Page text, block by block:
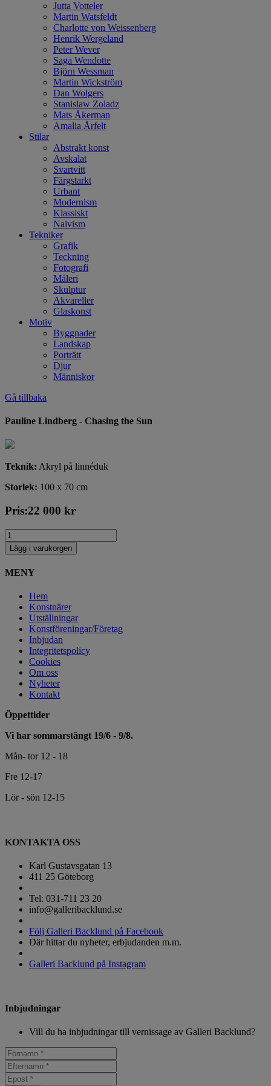
Jutta Votteler
Martin Watsfeldt
Charlotte von Weissenberg
Henrik Wergeland
Peter Wever
Saga Wendotte
Björn Wessman
Martin Wickström
Dan Wolgers
Stanislaw Zoladz
Mats Åkerman
Amalia Årfelt
Stilar
Abstrakt konst
Avskalat
Svartvitt
Färgstarkt
Urbant
Modernism
Klassiskt
Naivism
Tekniker
Grafik
Teckning
Fotografi
Måleri
Skulptur
Akvareller
Glaskonst
Motiv
Byggnader
Landskap
Porträtt
Djur
Människor
Gå tillbaka
Pauline Lindberg - Chasing the Sun
Teknik: Akryl på linnéduk
Storlek: 100 x 70 cm
Pris:22 000 kr
Lägg i varukorgen
MENY
Hem
Konstnärer
Utställningar
Konstföreningar/Företag
Inbjudan
Integritetspolicy
Cookies
Om oss
Nyheter
Kontakt
Öppettider
Vi har sommarstängt 19/6 - 9/8.
Mån- tor 12 - 18
Fre 12-17
Lör - sön 12-15
KONTAKTA OSS
Karl Gustavsgatan 13
411 25 Göteborg
Tel: 031-711 23 20
info@galleribacklund.se
Följ Galleri Backlund på Facebook
Där hittar du nyheter, erbjudanden m.m.
Galleri Backlund på Instagram
Inbjudningar
Vill du ha inbjudningar till vernissage av Galleri Backlund?